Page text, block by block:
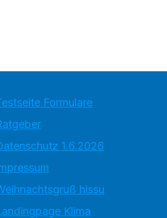
Formulare
1.6.2026
hissu
Klima